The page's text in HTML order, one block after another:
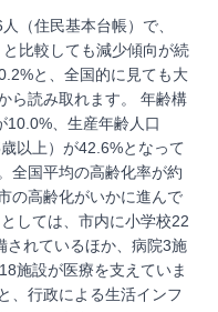
（住民基本台帳）で、
比較しても減少傾向が続
と、全国的に見ても大
ら読み取れます。 年齢構
10.0%、生産年齢人口
以上）が42.6%となって
全国平均の高齢化率が約
の高齢化がいかに進んで
しては、市内に小学校22
されているほか、病院3施
施設が医療を支えていま
、行政による生活インフ